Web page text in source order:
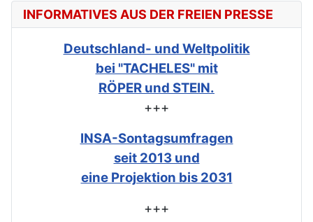
INFORMATIVES AUS DER FREIEN PRESSE
Deutschland- und Weltpolitik
bei "TACHELES" mit
RÖPER und STEIN.
+++
INSA-Sontagsumfragen
seit 2013 und
eine Projektion bis 2031
+++